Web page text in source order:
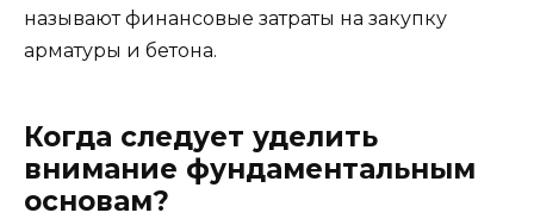
называют финансовые затраты на закупку
арматуры и бетона.
Когда следует уделить
внимание фундаментальным
основам?